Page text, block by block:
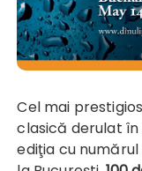
Cel mai prestigios concurs internaţional de muzică
clasică derulat
ediţia cu numărul